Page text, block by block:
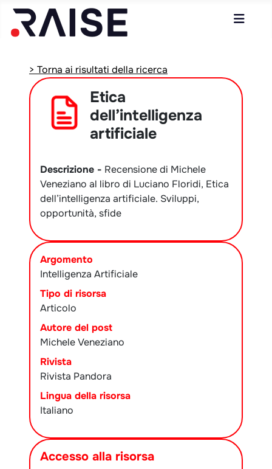
> Torna ai risultati della ricerca
Etica
dell’intelligenza
artificiale
Descrizione - Recensione di Michele
Veneziano al libro di Luciano Floridi, Etica
dell’intelligenza artificiale. Sviluppi,
opportunità, sfide
Argomento
Intelligenza Artificiale
Tipo di risorsa
Articolo
Autore del post
Michele Veneziano
Rivista
Rivista Pandora
Lingua della risorsa
Italiano
Accesso alla risorsa